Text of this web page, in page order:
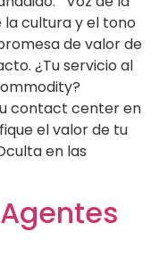
la cultura y el tono
de valor de
¿Tu servicio al
contact center en
el valor de tu
en las